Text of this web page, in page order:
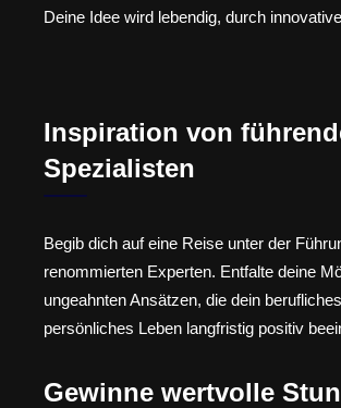
Deine Idee wird lebendig, durch
Inspiration von
Spezialisten
Begib dich auf eine Reise unter der
renommierten Experten. Entfalte deine
ungeahnten Ansätzen, die dein
persönliches Leben langfristig positiv
Gewinne wertvolle